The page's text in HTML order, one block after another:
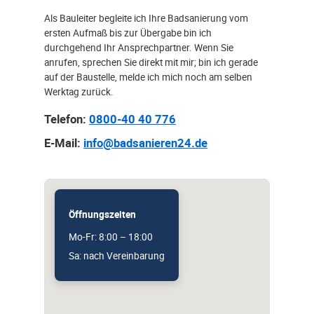
Als Bauleiter begleite ich Ihre Badsanierung vom
ersten Aufmaß bis zur Übergabe bin ich
durchgehend Ihr Ansprechpartner. Wenn Sie
anrufen, sprechen Sie direkt mit mir; bin ich gerade
auf der Baustelle, melde ich mich noch am selben
Werktag zurück.
Telefon: 0800-40 40 776
E-Mail: info@badsanieren24.de
Öffnungszeiten
Mo-Fr: 8:00 – 18:00
Sa: nach Vereinbarung